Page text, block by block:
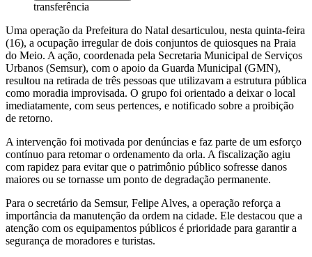
transferência
Uma operação da Prefeitura do Natal desarticulou, nesta quinta-feira
(16), a ocupação irregular de dois conjuntos de quiosques na Praia
do Meio. A ação, coordenada pela Secretaria Municipal de Serviços
Urbanos (Semsur), com o apoio da Guarda Municipal (GMN),
resultou na retirada de três pessoas que utilizavam a estrutura pública
como moradia improvisada. O grupo foi orientado a deixar o local
imediatamente, com seus pertences, e notificado sobre a proibição
de retorno.
A intervenção foi motivada por denúncias e faz parte de um esforço
contínuo para retomar o ordenamento da orla. A fiscalização agiu
com rapidez para evitar que o patrimônio público sofresse danos
maiores ou se tornasse um ponto de degradação permanente.
Para o secretário da Semsur, Felipe Alves, a operação reforça a
importância da manutenção da ordem na cidade. Ele destacou que a
atenção com os equipamentos públicos é prioridade para garantir a
segurança de moradores e turistas.